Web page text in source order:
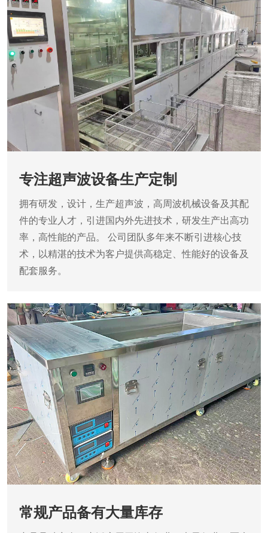
专注超声波设备生产定制
拥有研发，设计，生产超声波，高周波机械设备及其配
件的专业人才，引进国内外先进技术，研发生产出高功
率，高性能的产品。 公司团队多年来不断引进核心技
术，以精湛的技术为客户提供高稳定、性能好的设备及
配套服务。
常规产品备有大量库存